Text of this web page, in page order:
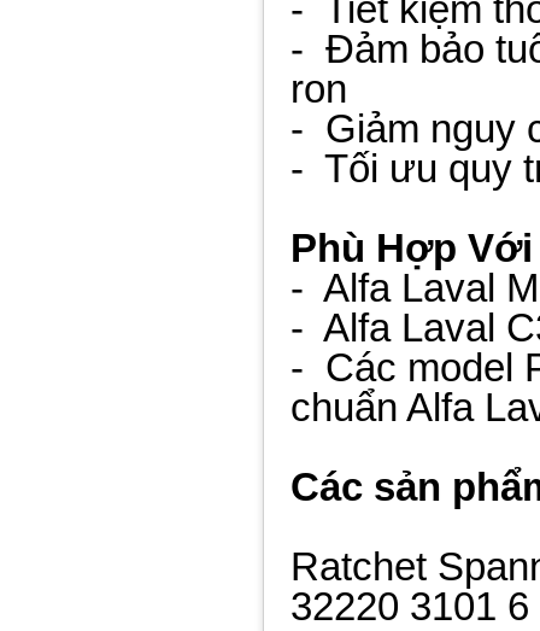
- Tiết kiệm
- Đảm bảo
ron
- Giảm nguy
- Tối ưu quy
Phù Hợp
- Alfa Laval
- Alfa Laval
- Các model
chuẩn Alfa
Các sản
Ratchet
32220 3101